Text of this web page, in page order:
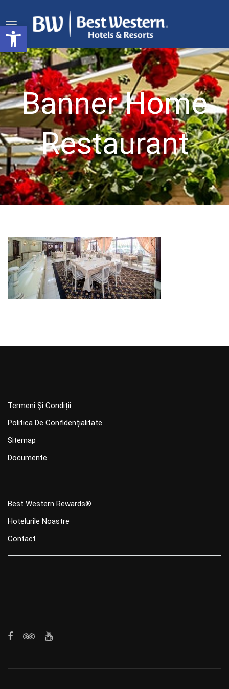
Deschide bara de unelte
Banner Home
Restaurant
Termeni Și Condiții
Politica De Confidențialitate
Sitemap
Documente
Best Western Rewards®
Hotelurile Noastre
Contact